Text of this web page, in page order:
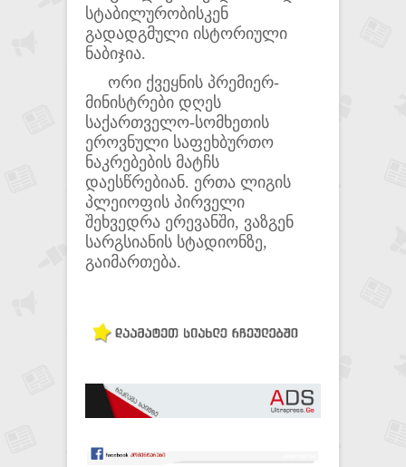
სტაბილურობისკენ
გადადგმული ისტორიული
ნაბიჯია.
ორი ქვეყნის პრემიერ-
მინისტრები დღეს
საქართველო-სომხეთის
ეროვნული საფეხბურთო
ნაკრებების მატჩს
დაესწრებიან. ერთა ლიგის
პლეიოფის პირველი
შეხვედრა ერევანში, ვაზგენ
სარგსიანის სტადიონზე,
გაიმართება.